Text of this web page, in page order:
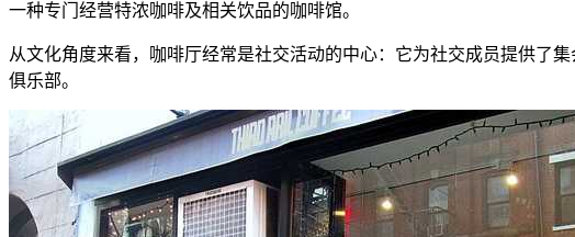
一种专门经营特浓咖啡及相关饮品的咖啡馆。
从文化角度来看，咖啡厅经常是社交活动的中心：它为社交成员提供了
俱乐部。